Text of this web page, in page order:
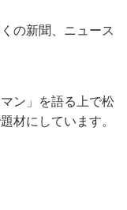
の新聞、ニュース
ン」を語る上で松
材にしています。